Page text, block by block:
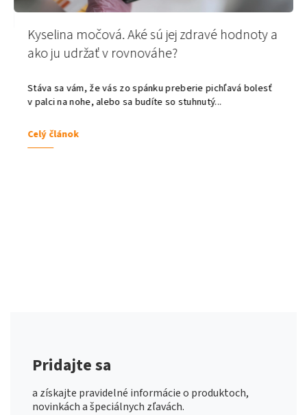
Kyselina močová. Aké sú jej zdravé hodnoty a
ako ju udržať v rovnováhe?
Stáva sa vám, že vás zo spánku preberie pichľavá bolesť
v palci na nohe, alebo sa budíte so stuhnutý...
Celý článok
Pridajte sa
a získajte pravidelné informácie o produktoch,
novinkách a špeciálnych zľavách.